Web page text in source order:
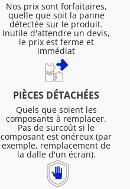
Nos prix sont forfaitaires,
quelle que soit la panne
détectée sur le produit.
Inutile d'attendre un devis,
le prix est ferme et
immédiat
PIÈCES DÉTACHÉES
Quels que soient les
composants à remplacer.
Pas de surcoût si le
composant est onéreux (par
exemple, remplacement de
la dalle d'un écran).